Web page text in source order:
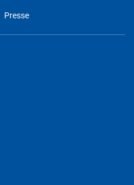
Presse